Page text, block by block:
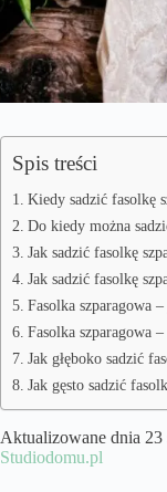
Spis treści
Kiedy sadzić fasolkę
Do kiedy można
Jak sadzić fasolkę
Jak sadzić fasolkę
Fasolka szparagowa
Fasolka szparagowa
Jak głęboko sadzić
Jak gęsto sadzić
Aktualizowane dnia 23
Studiodomu.pl